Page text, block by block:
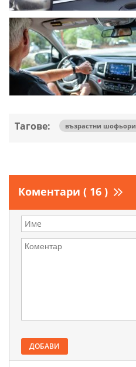
Тагове: възрастни шофьори
Коментари ( 16 )
ДОБАВИ